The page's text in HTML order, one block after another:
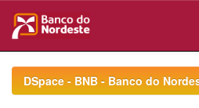
navigationDSpace - BNB - Banco do